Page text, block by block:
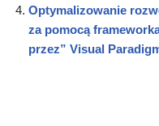
Optymalizowanie
za pomocą
przez” Visual